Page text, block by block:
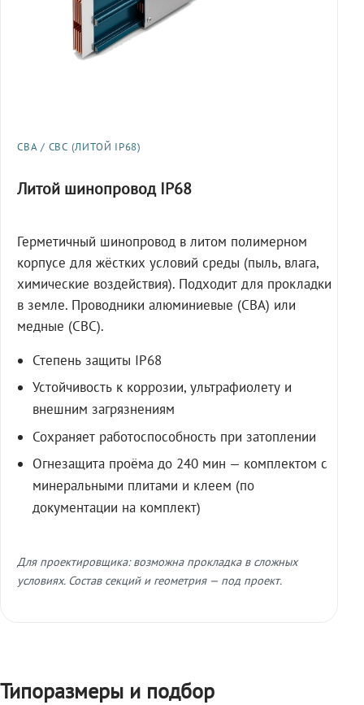
СВА / СВС (ЛИТОЙ IP68)
Литой шинопровод IP68
Герметичный шинопровод в литом полимерном
корпусе для жёстких условий среды (пыль, влага,
химические воздействия). Подходит для прокладки
в земле. Проводники алюминиевые (СВА) или
медные (СВС).
Степень защиты IP68
Устойчивость к коррозии, ультрафиолету и
внешним загрязнениям
Сохраняет работоспособность при затоплении
Огнезащита проёма до 240 мин — комплектом с
минеральными плитами и клеем (по
документации на комплект)
Для проектировщика: возможна прокладка в сложных
условиях. Состав секций и геометрия — под проект.
Типоразмеры и подбор